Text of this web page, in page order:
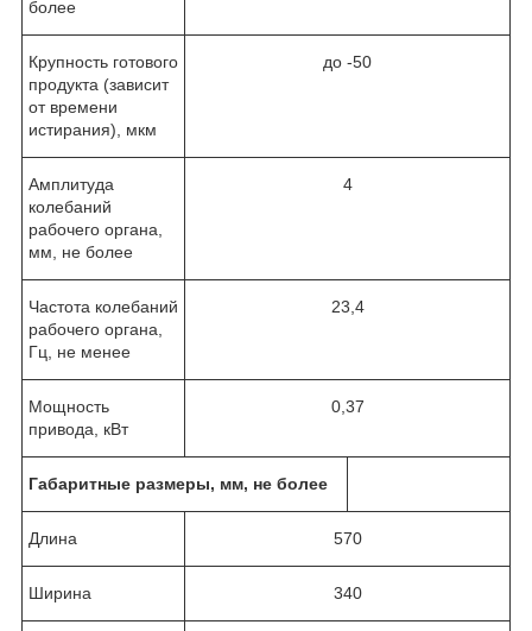
более
Крупность готового
продукта (зависит
от времени
истирания), мкм
до -50
Амплитуда
колебаний
рабочего органа,
мм, не более
4
Частота колебаний
рабочего органа,
Гц, не менее
23,4
Мощность
привода, кВт
0,37
Габаритные размеры, мм, не более
Длина 570
Ширина 340